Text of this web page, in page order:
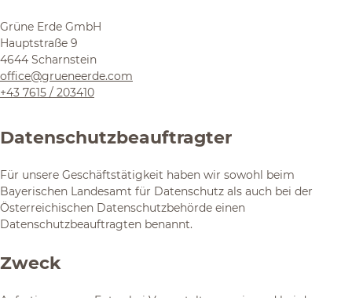
Grüne Erde GmbH
Hauptstraße 9
4644 Scharnstein
office@grueneerde.com
+43 7615 / 203410
Datenschutzbeauftragter
Für unsere Geschäftstätigkeit haben wir sowohl beim
Bayerischen Landesamt für Datenschutz als auch bei der
Österreichischen Datenschutzbehörde einen
Datenschutzbeauftragten benannt.
Zweck